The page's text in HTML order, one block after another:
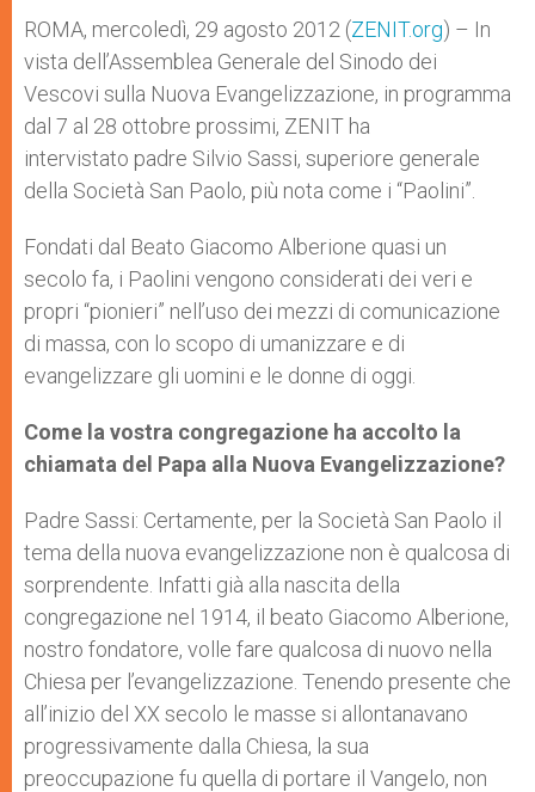
ROMA, mercoledì, 29 agosto 2012 (ZENIT.org) – In
vista dell’Assemblea Generale del Sinodo dei
Vescovi sulla Nuova Evangelizzazione, in programma
dal 7 al 28 ottobre prossimi, ZENIT ha
intervistato padre Silvio Sassi, superiore generale
della Società San Paolo, più nota come i “Paolini”.
Fondati dal Beato Giacomo Alberione quasi un
secolo fa, i Paolini vengono considerati dei veri e
propri “pionieri” nell’uso dei mezzi di comunicazione
di massa, con lo scopo di umanizzare e di
evangelizzare gli uomini e le donne di oggi.
Come la vostra congregazione ha accolto la
chiamata del Papa alla Nuova Evangelizzazione?
Padre Sassi: Certamente, per la Società San Paolo il
tema della nuova evangelizzazione non è qualcosa di
sorprendente. Infatti già alla nascita della
congregazione nel 1914, il beato Giacomo Alberione,
nostro fondatore, volle fare qualcosa di nuovo nella
Chiesa per l’evangelizzazione. Tenendo presente che
all’inizio del XX secolo le masse si allontanavano
progressivamente dalla Chiesa, la sua
preoccupazione fu quella di portare il Vangelo, non